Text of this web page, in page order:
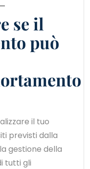
se il
può
il tuo
previsti dalla
gestione della
tutti gli